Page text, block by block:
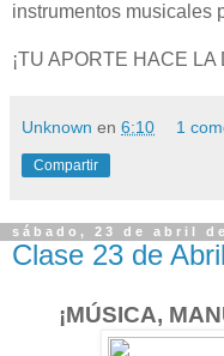
instrumentos musicales
¡TU APORTE HACE
Unknown en 6:10 1
Compartir
sábado, 23 de abril
Clase 23 de
¡MÚSICA,